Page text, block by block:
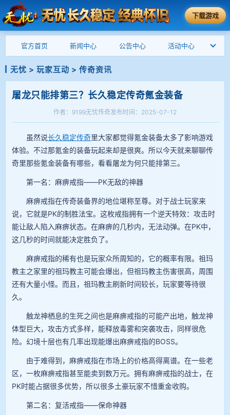
下载游戏
官方首页 新闻中心 公告中心 活动中心
无忧 > 玩家互动 > 传奇资讯
屠龙只能排第三？长久稳定传奇氪金装备
作者：9199无忧传奇发布时间：2025-07-12
虽然说长久稳定传奇里大家都觉得氪金装备太多了影响游戏
体验。不过那氪金的装备玩起来却是很爽。所以今天就来聊聊传
奇里那些氪金装备有哪些，看看屠龙为何只能排第三。
第一名：麻痹戒指——PK无敌的神器
麻痹戒指在传奇装备界的地位堪称至尊。对于战士玩家来
说，它就是PK的制胜法宝。这枚戒指拥有一个逆天特效：攻击时
能让敌人陷入麻痹状态。在麻痹的几秒内，无法动弹。在PK中，
这几秒的时间就能决定胜负了。
麻痹戒指的稀有也是玩家众所周知的，它的概率有限。祖玛
教主之家里的祖玛教主可能会爆出，但祖玛教主伤害很高，周围
还有大量小怪。而且，祖玛教主刷新时间较长，玩家要等待很
久。
触龙神栖息的生死之间也是麻痹戒指的可能产出地，触龙神
体型巨大，攻击方式多样，能释放毒雾和突袭攻击，同样很危
险。幻境十层也有几率出现能爆出麻痹戒指的BOSS。
由于难得到，麻痹戒指在市场上的价格高得离谱。在一些老
区，一枚麻痹戒指甚至能卖到数万元。拥有麻痹戒指的战士，在
PK时能占据很多优势，所以很多土豪玩家不惜重金收购。
第二名：复活戒指——保命神器